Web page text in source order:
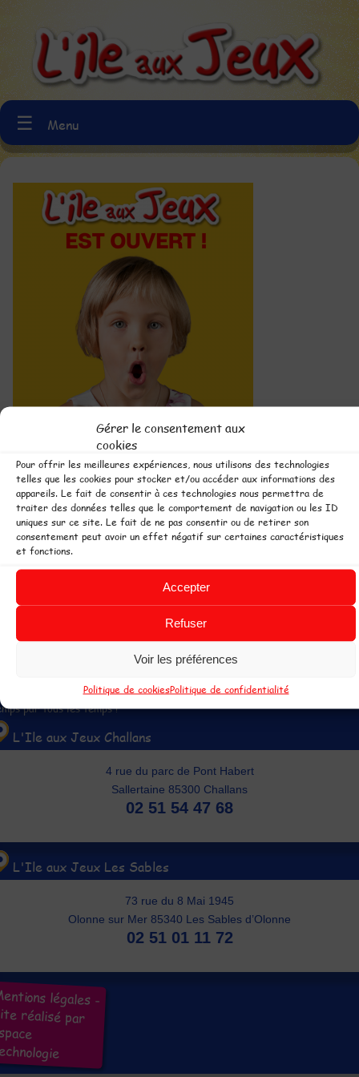
Gérer le consentement aux
cookies
Pour offrir les meilleures expériences, nous utilisons des technologies
telles que les cookies pour stocker et/ou accéder aux informations des
appareils. Le fait de consentir à ces technologies nous permettra de
traiter des données telles que le comportement de navigation ou les ID
uniques sur ce site. Le fait de ne pas consentir ou de retirer son
consentement peut avoir un effet négatif sur certaines caractéristiques
et fonctions.
Accepter
Refuser
Voir les préférences
Politique de cookiesPolitique de confidentialité
☰ Menu
Désolé, vos goûters et vos boissons
ne sont pas autorisés à l'intérieur du
parc.
Un snack est à votre disposition sur
place.
L'Ile aux Jeux -
Parcs de loisirs couverts ouvert toute
d'Olonne, 2 espaces de loisirs pour les enfants, pour jouer tout le
par tous les temps !
L'Ile aux Jeux Challans
4 rue du parc de Pont Habert
Sallertaine 85300 Challans
02 51 54 47 68
L'Ile aux Jeux Les Sables
73 rue du 8 Mai 1945
Olonne sur Mer 85340 Les Sables d’Olonne
02 51 01 11 72
légales -
réalisé par